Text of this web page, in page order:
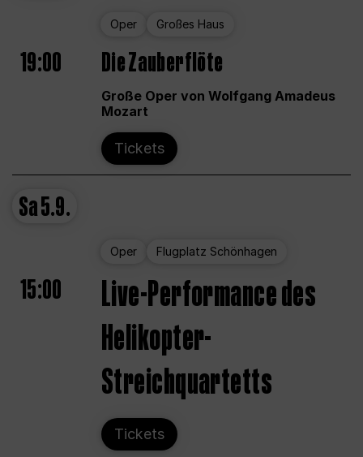
Oper Großes Haus
19:00 Die Zauberflöte
Große Oper von Wolfgang Amadeus
Mozart
Tickets
Sa5.9.
Oper Flugplatz Schönhagen
15:00
Live-Performance des
Helikopter-
Streichquartetts
Tickets